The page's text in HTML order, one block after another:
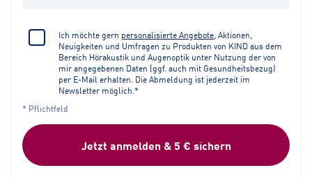
Ich möchte gern personalisierte Angebote , Aktionen,
Neuigkeiten und Umfragen zu Produkten von KIND aus dem
Bereich Hörakustik und Augenoptik unter Nutzung der von
mir angegebenen Daten (ggf. auch mit Gesundheitsbezug)
per E-Mail erhalten. Die Abmeldung ist jederzeit im
Newsletter möglich.*
* Pflichtfeld
Jetzt anmelden & 5 € sichern